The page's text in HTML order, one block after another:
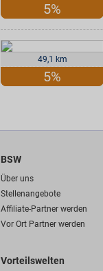
5%
49,1 km
5%
BSW
Über uns
Stellenangebote
Affiliate-Partner werden
Vor Ort Partner werden
Vorteilswelten